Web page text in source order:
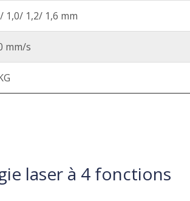
1,0/ 1,2/ 1,6 mm
mm/s
laser à 4 fonctions